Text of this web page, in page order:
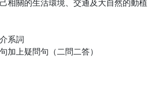
相關的生活環境、交通及大自然的動植
系詞
加上疑問句（二問二答）